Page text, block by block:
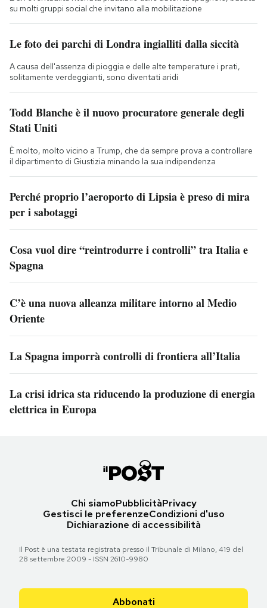
su molti gruppi social che invitano alla mobilitazione
Le foto dei parchi di Londra ingialliti dalla siccità
A causa dell'assenza di pioggia e delle alte temperature i prati,
solitamente verdeggianti, sono diventati aridi
Todd Blanche è il nuovo procuratore generale degli
Stati Uniti
È molto, molto vicino a Trump, che da sempre prova a controllare
il dipartimento di Giustizia minando la sua indipendenza
Perché proprio l’aeroporto di Lipsia è preso di mira
per i sabotaggi
Cosa vuol dire “reintrodurre i controlli” tra Italia e
Spagna
C’è una nuova alleanza militare intorno al Medio
Oriente
La Spagna imporrà controlli di frontiera all’Italia
La crisi idrica sta riducendo la produzione di energia
elettrica in Europa
Chi siamoPubblicitàPrivacy
Gestisci le preferenzeCondizioni d'uso
Dichiarazione di accessibilità
Il Post è una testata registrata presso il Tribunale di Milano, 419 del
28 settembre 2009 - ISSN 2610-9980
Abbonati